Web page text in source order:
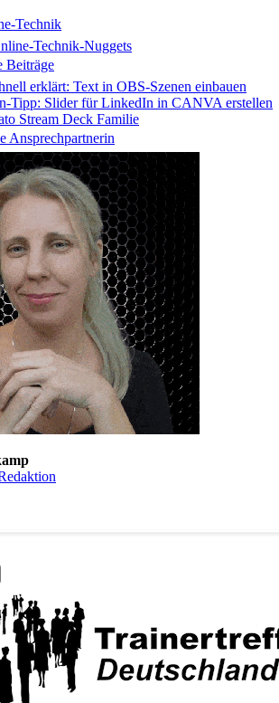
Technik
Technik-Nuggets
Beiträge
erklärt: Text in OBS-Szenen einbauen
Tipp: Slider für LinkedIn in CANVA erstellen
Stream Deck Familie
Ansprechpartnerin